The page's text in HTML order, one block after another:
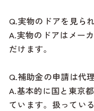
Q.実物のドアを見ら
A.実物のドアはメー
だけます。
Q.補助金の申請は代
A.基本的に国と東京
ています。扱ってい